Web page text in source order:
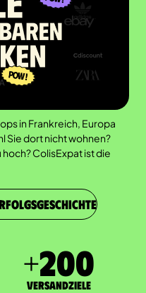
in Frankreich, Europa
Sie dort nicht wohnen?
ColisExpat ist die
+200
Versandziele